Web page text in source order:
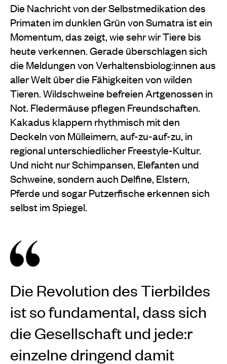
Die Nachricht von der Selbstmedikation des
Primaten im dunklen Grün von Sumatra ist ein
Momentum, das zeigt, wie sehr wir Tiere bis
heute verkennen. Gerade überschlagen sich
die Meldungen von Verhaltensbiolog:innen aus
aller Welt über die Fähigkeiten von wilden
Tieren. Wildschweine befreien Artgenossen in
Not. Fledermäuse pflegen Freundschaften.
Kakadus klappern rhythmisch mit den
Deckeln von Mülleimern, auf-zu-auf-zu, in
regional unterschiedlicher Freestyle-Kultur.
Und nicht nur Schimpansen, Elefanten und
Schweine, sondern auch Delfine, Elstern,
Pferde und sogar Putzerfische erkennen sich
selbst im Spiegel.
Die Revolution des Tierbildes
ist so fundamental, dass sich
die Gesellschaft und jede:r
einzelne dringend damit